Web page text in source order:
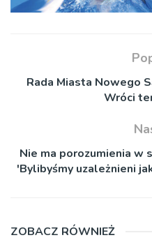
Rada Miasta Nowego
Wróci
Nie ma porozumienia
'Bylibyśmy uzależnieni
ZOBACZ RÓWNIEŻ